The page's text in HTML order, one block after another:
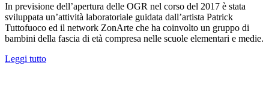
In previsione dell’apertura delle OGR nel corso del 2017 è stata
sviluppata un’attività laboratoriale guidata dall’artista Patrick
Tuttofuoco ed il network ZonArte che ha coinvolto un gruppo di
bambini della fascia di età compresa nelle scuole elementari e medie.
Leggi tutto